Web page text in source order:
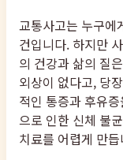
교통사고는 누구에
건입니다. 하지만
의 건강과 삶의 질
외상이 없다고, 당
적인 통증과 후유
으로 인한 신체 불
치료를 어렵게 만